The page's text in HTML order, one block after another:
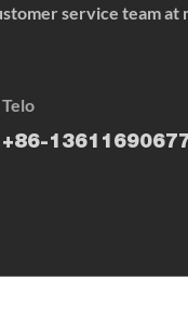
service team
Telo
+86-